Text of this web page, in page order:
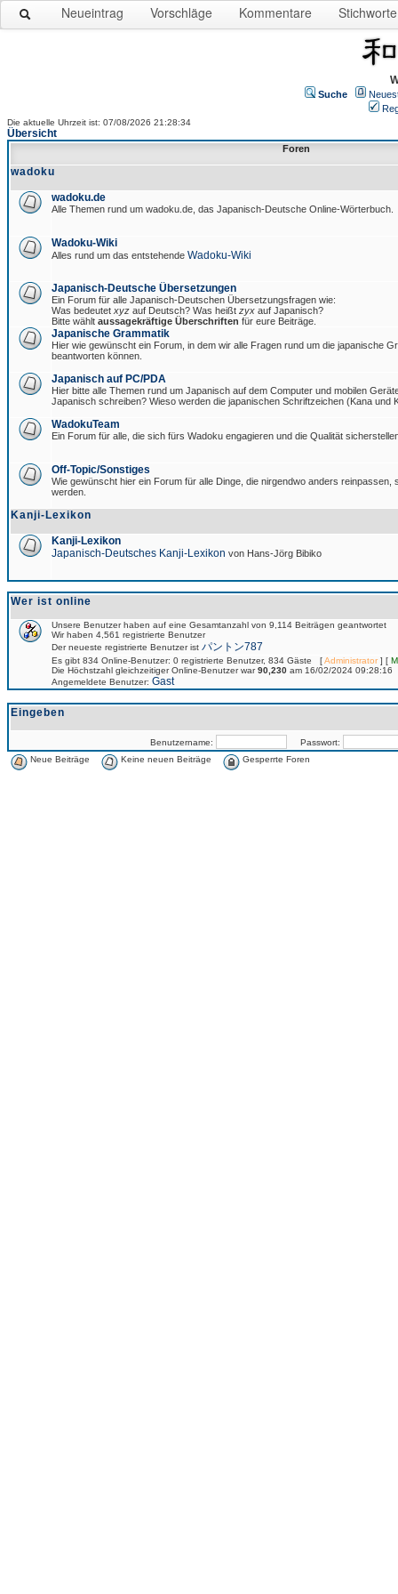
Neueintrag Vorschläge Kommentare Stichworte
Suche
Die aktuelle Uhrzeit ist: 07/08/2026 21:28:34
Übersicht
Foren
wadoku
wadoku.de
Alle Themen rund um wadoku.de, das Japanisch-Deutsche Online-Wörterbuch.
Wadoku-Wiki
Alles rund um das entstehende Wadoku-Wiki
Japanisch-Deutsche Übersetzungen
Ein Forum für alle Japanisch-Deutschen Übersetzungsfragen wie:
Was bedeutet xyz auf Deutsch? Was heißt zyx auf Japanisch?
Bitte wählt aussagekräftige Überschriften für eure Beiträge.
Japanische Grammatik
Hier wie gewünscht ein Forum, in dem wir alle Fragen rund um die japanische
beantworten können.
Japanisch auf PC/PDA
Hier bitte alle Themen rund um Japanisch auf dem Computer und mobilen
Japanisch schreiben? Wieso werden die japanischen Schriftzeichen (Kana und
WadokuTeam
Ein Forum für alle, die sich fürs Wadoku engagieren und die Qualität
Off-Topic/Sonstiges
Wie gewünscht hier ein Forum für alle Dinge, die nirgendwo anders reinpassen,
werden.
Kanji-Lexikon
Kanji-Lexikon
Japanisch-Deutsches Kanji-Lexikon von Hans-Jörg Bibiko
Wer ist online
Unsere Benutzer haben auf eine Gesamtanzahl von 9,114 Beiträgen geantwortet
Wir haben 4,561 registrierte Benutzer
Der neueste registrierte Benutzer ist パントン787
Es gibt 834 Online-Benutzer: 0 registrierte Benutzer, 834 Gäste [Administrator] [
Die Höchstzahl gleichzeitiger Online-Benutzer war90,230 am 16/02/2024 09:28:16
Angemeldete Benutzer: Gast
Eingeben
Benutzername:
Passwort:
Neue Beiträge
Keine neuen Beiträge Gesperrte Foren